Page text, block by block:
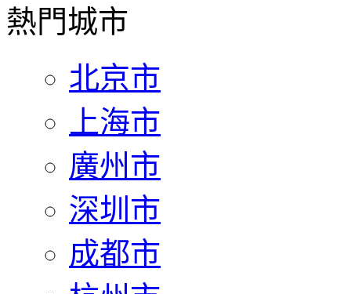
熱門城市
北京市
上海市
廣州市
深圳市
成都市